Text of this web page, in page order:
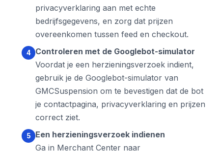
privacyverklaring aan met echte
bedrijfsgegevens, en zorg dat prijzen
overeenkomen tussen feed en checkout.
Controleren met de Googlebot-simulator
Voordat je een herzieningsverzoek indient,
gebruik je de Googlebot-simulator van
GMCSuspension om te bevestigen dat de bot
je contactpagina, privacyverklaring en prijzen
correct ziet.
Een herzieningsverzoek indienen
Ga in Merchant Center naar